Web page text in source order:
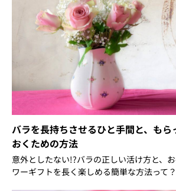
バラを長持ちさせるひと手間と、もら
おくための方法
意外としたない!?バラの正しい活け方と、
ワーギフトを長く楽しめる簡単な方法って？